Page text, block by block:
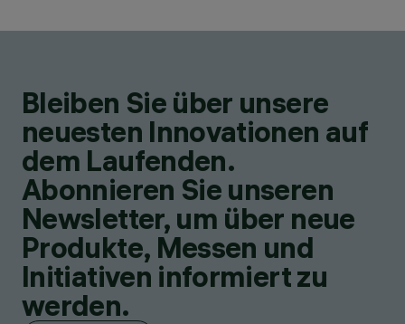
Bleiben Sie über unsere
neuesten Innovationen auf
dem Laufenden.
Abonnieren Sie unseren
Newsletter, um über neue
Produkte, Messen und
Initiativen informiert zu
werden.